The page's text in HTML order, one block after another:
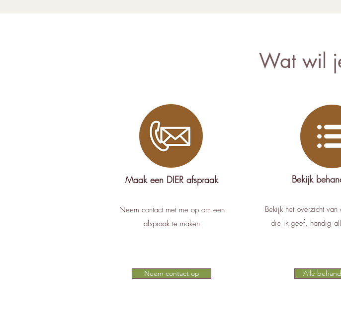
Wat wil
Maak een DIER afspraak
Neem contact met me op om een
afspraak te maken
Neem contact op
Bekijk
Bekijk het overzicht
die ik geef, handig
Alle